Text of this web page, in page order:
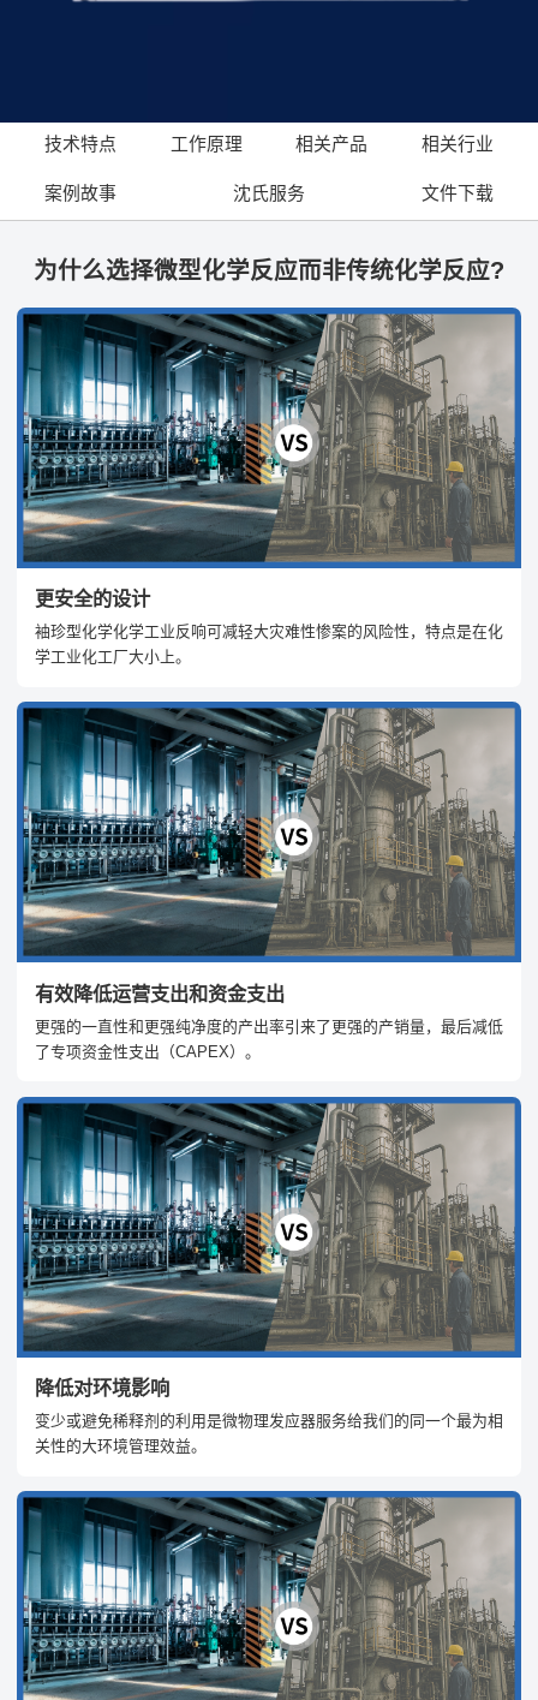
技术特点 工作原理 相关产品 相关行业
案例故事 沈氏服务 文件下载
为什么选择微型化学反应而非传统化学反应?
更安全的设计
袖珍型化学化学工业反响可减轻大灾难性惨案的风险性，特点是在化
学工业化工厂大小上。
有效降低运营支出和资金支出
更强的一直性和更强纯净度的产出率引来了更强的产销量，最后减低
了专项资金性支出（CAPEX）。
降低对环境影响
变少或避免稀释剂的利用是微物理发应器服务给我们的同一个最为相
关性的大环境管理效益。